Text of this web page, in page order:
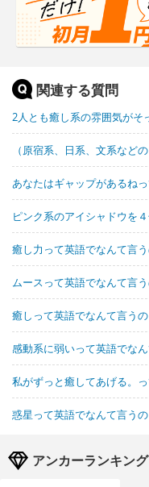
関連する質問
2人とも癒し系の雰囲気がそ
（原宿系、日系、文系など
あなたはギャップがあるね
ピンク系のアイシャドウを
癒し力って英語でなんて言う
ムースって英語でなんて言う
癒しって英語でなんて言うの
感動系に弱いって英語でな
私がずっと癒してあげる。
惑星って英語でなんて言うの
アンカーランキング